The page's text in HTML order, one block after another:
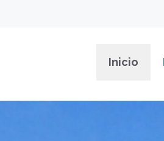
Inicio